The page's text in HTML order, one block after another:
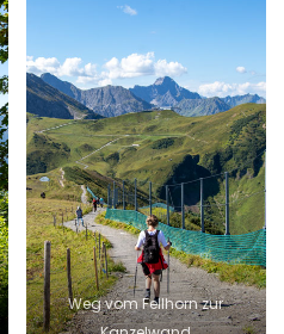
Weg vom Fellhorn zur